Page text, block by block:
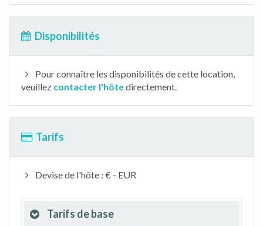
Disponibilités
Pour connaître les disponibilités de cette location,
veuillez contacter l'hôtedirectement.
Tarifs
Devise de l'hôte : € - EUR
Tarifs de base